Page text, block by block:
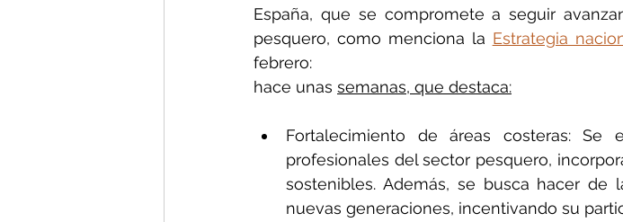
España, que se compromete a seguir
pesquero, como menciona la Estrategia
febrero:
hace unas semanas, que destaca:
Fortalecimiento de áreas costeras:
profesionales del sector pesquero,
sostenibles. Además, se busca hacer
nuevas generaciones, incentivando su